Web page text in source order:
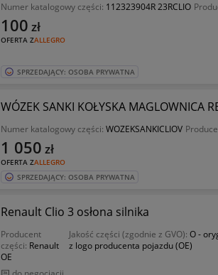
Numer katalogowy części: 112323904R 23RCLIO
OFERTA ZALLEGRO
100 zł
SPRZEDAJĄCY: OSOBA PRYWATNA
WÓZEK SANKI KOŁYSKA MAGLOWNICA
Numer katalogowy części: WOZEKSANKICLIOV
OFERTA ZALLEGRO
1 050 zł
SPRZEDAJĄCY: OSOBA PRYWATNA
Renault Clio 3 osłona silnika
Producent
części: Renault
OE
Jakość części (zgodnie z GVO):O -
z logo producenta pojazdu (OE)